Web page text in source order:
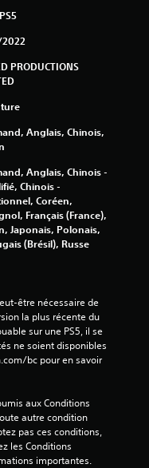
v
s
)
PRODUCTIONS
Anglais, Chinois,
Anglais, Chinois -
Chinois -
Coréen,
Français (France),
Japonais, Polonais,
(Brésil), Russe
être nécessaire de
la plus récente du
sur une PS5, il se
ne soient disponibles
bc pour en savoir
aux Conditions
autre condition
pas ces conditions,
les Conditions
importantes.